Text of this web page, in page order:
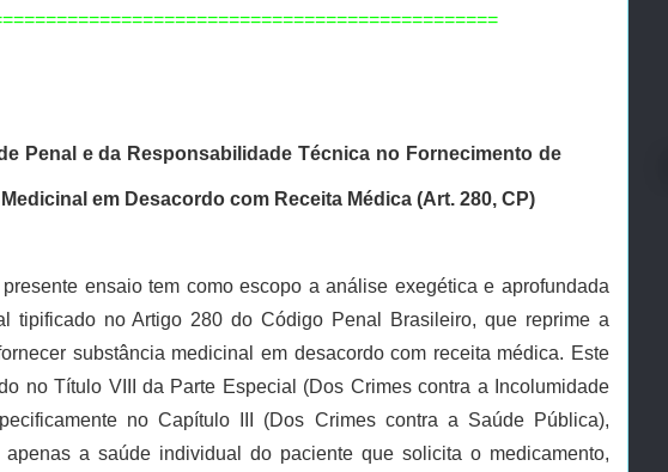
=====
Penal e da Responsabilidade Técnica no Fornecimento de
em Desacordo com Receita Médica (Art. 280, CP)
presente ensaio tem como escopo a análise exegética e aprofundada
tipificado no Artigo 280 do Código Penal Brasileiro, que reprime a
substância medicinal em desacordo com receita médica. Este
no Título VIII da Parte Especial (Dos Crimes contra a Incolumidade
no Capítulo III (Dos Crimes contra a Saúde Pública),
apenas a saúde individual do paciente que solicita o medicamento,